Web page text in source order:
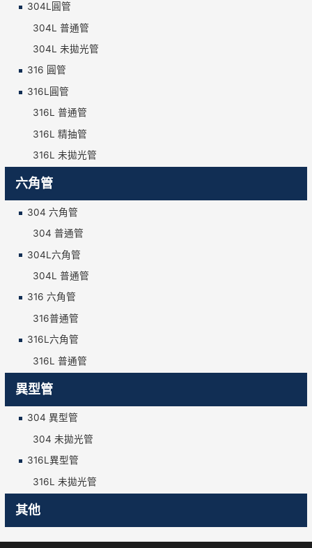
304L圓管
304L 普通管
304L 未拋光管
316 圓管
316L圓管
316L 普通管
316L 精抽管
316L 未拋光管
六角管
304 六角管
304 普通管
304L六角管
304L 普通管
316 六角管
316普通管
316L六角管
316L 普通管
異型管
304 異型管
304 未拋光管
316L異型管
316L 未拋光管
其他